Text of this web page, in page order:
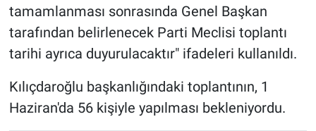
tamamlanması sonrasında Genel Başkan
tarafından belirlenecek Parti Meclisi toplantı
tarihi ayrıca duyurulacaktır" ifadeleri kullanıldı.
Kılıçdaroğlu başkanlığındaki toplantının, 1
Haziran'da 56 kişiyle yapılması bekleniyordu.